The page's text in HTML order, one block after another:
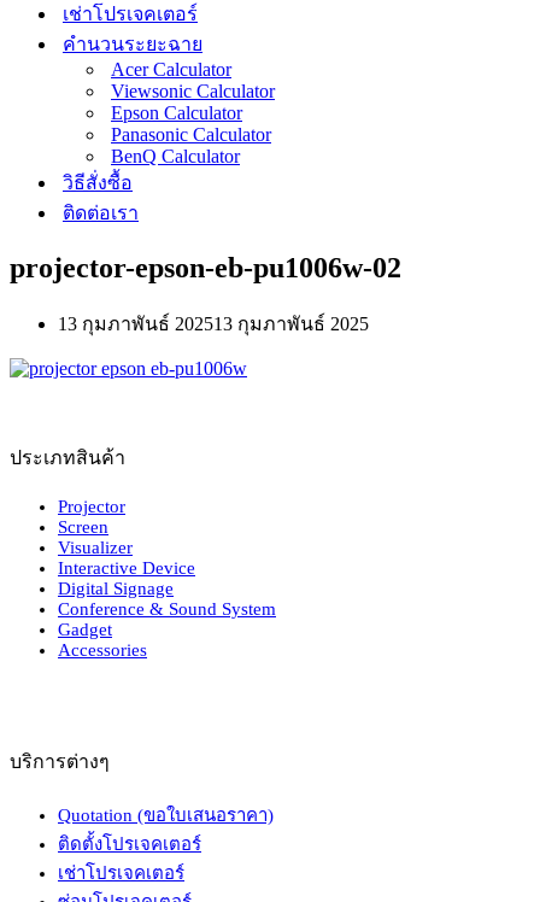
เช่าโปรเจคเตอร์
คำนวนระยะฉาย
Acer Calculator
Viewsonic Calculator
Epson Calculator
Panasonic Calculator
BenQ Calculator
วิธีสั่งซื้อ
ติดต่อเรา
projector-epson-eb-pu1006w-02
13 กุมภาพันธ์ 202513 กุมภาพันธ์ 2025
ประเภทสินค้า
Projector
Screen
Visualizer
Interactive Device
Digital Signage
Conference & Sound System
Gadget
Accessories
บริการต่างๆ
Quotation (ขอใบเสนอราคา)
ติดตั้งโปรเจคเตอร์
เช่าโปรเจคเตอร์